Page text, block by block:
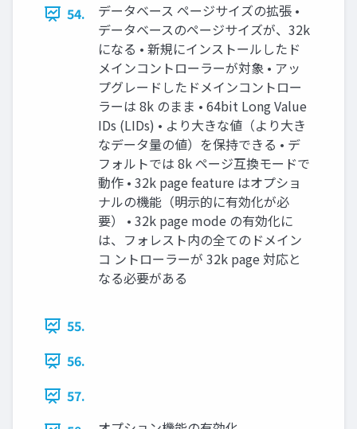
54.
データベース ページサイズの拡張 •
データベースのページサイズが、32k
になる • 新規にインストールしたド
メインコントローラーが対象 • アッ
プグレードしたドメインコントロー
ラーは 8k のまま • 64bit Long Value
IDs (LIDs) • より大きな値（より大き
なデータ量の値）を保持できる • デ
フォルトでは 8k ページ互換モードで
動作 • 32k page feature はオプショ
ナルの機能（明示的に有効化が必
要） • 32k page mode の有効化に
は、フォレスト内の全てのドメイン
コ ントローラーが 32k page 対応と
なる必要がある
55.
56.
57.